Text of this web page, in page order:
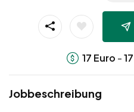
17 Euro -17
Jobbeschreibung